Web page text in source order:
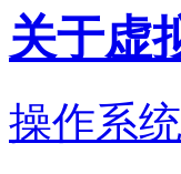
关于虚
操作系统